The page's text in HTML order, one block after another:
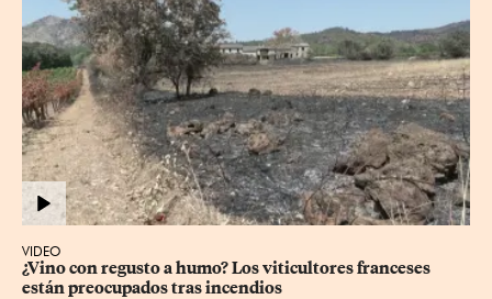
VIDEO
¿Vino con regusto a humo? Los viticultores franceses
están preocupados tras incendios